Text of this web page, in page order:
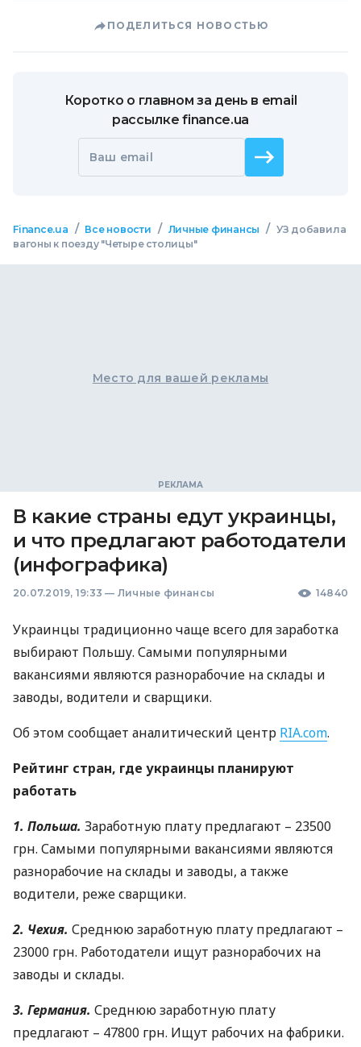
ПОДЕЛИТЬСЯ НОВОСТЬЮ
Коротко о главном за день в email
рассылке finance.ua
Ваш email
Finance.ua / Все новости / Личные финансы / УЗ добавила
вагоны к поезду "Четыре столицы"
Место для вашей рекламы
В какие страны едут украинцы,
и что предлагают работодатели
(инфографика)
20.07.2019, 19:33 — Личные финансы 14840
Украинцы традиционно чаще всего для заработка
выбирают Польшу. Самыми популярными
вакансиями являются разнорабочие на склады и
заводы, водители и сварщики.
Об этом сообщает аналитический центр RIA.com.
Рейтинг стран, где украинцы планируют
работать
1. Польша. Заработную плату предлагают – 23500
грн. Самыми популярными вакансиями являются
разнорабочие на склады и заводы, а также
водители, реже сварщики.
2. Чехия. Среднюю заработную плату предлагают –
23000 грн. Работодатели ищут разнорабочих на
заводы и склады.
3. Германия. Среднюю заработную плату
предлагают – 47800 грн. Ищут рабочих на фабрики.